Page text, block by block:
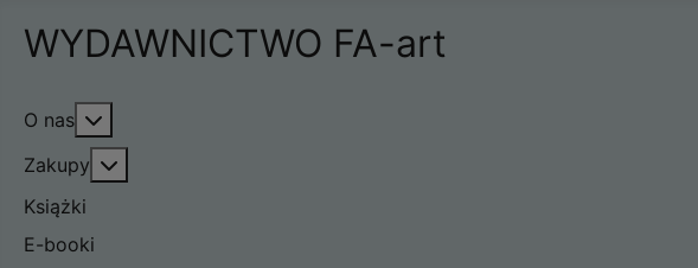
WYDAWNICTWO FA-art
O nas
Zakupy
Książki
E-booki